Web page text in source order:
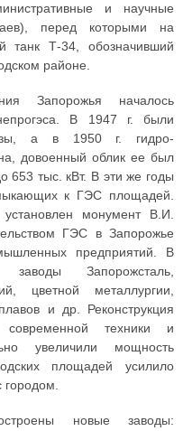
и научные
перед которыми на
танк Т-34, обозначивший
районе.
Запорожья началось
В 1947 г. были
а в 1950 г. гидро-
довоенный облик ее был
653 тыс. кВт. В эти же годы
к ГЭС площадей.
монумент В.И.
ГЭС в Запорожье
предприятий. В
Запорожсталь,
цветной металлургии,
и др. Реконструкция
техники и
увеличили мощность
площадей усилило
новые заводы: